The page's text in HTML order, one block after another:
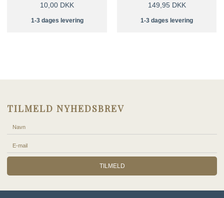
10,00 DKK
1-3 dages levering
149,95 DKK
1-3 dages levering
TILMELD NYHEDSBREV
TILMELD